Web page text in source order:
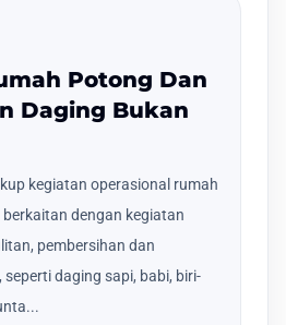
Potong Dan
Daging Bukan
kegiatan operasional rumah
dengan kegiatan
pembersihan dan
daging sapi, babi, biri-